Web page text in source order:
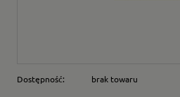
Dostępność: brak towaru